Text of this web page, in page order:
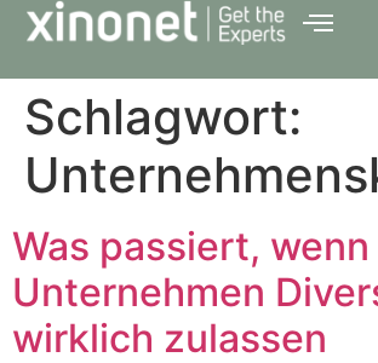
Schlagwort:
Was passiert, wenn
Unternehmen
wirklich zulassen